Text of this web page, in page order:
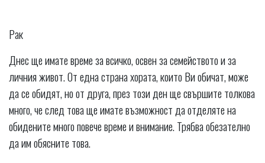
Рак
Днес ще имате време за всичко, освен за семейството и за
личния живот. От една страна хората, които Ви обичат, може
да се обидят, но от друга, през този ден ще свършите толкова
много, че след това ще имате възможност да отделяте на
обидените много повече време и внимание. Трябва обезателно
да им обясните това.